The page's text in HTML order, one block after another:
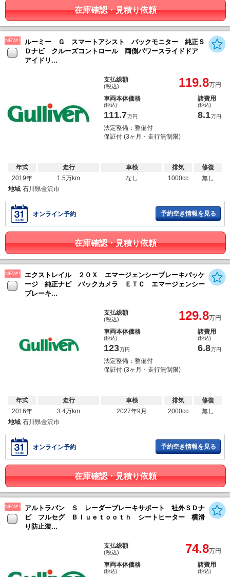
在庫確認・見積り依頼
NEW!!
ルーミー Ｇ スマートアシスト バックモニター 純正Ｓ
Ｄナビ クルーズコントロール 両側パワースライドドア
アイドリ...
支払総額
(税込) 119.8万円
車両本体価格
(税込)
111.7万円
諸費用
(税込)
8.1万円
法定整備：整備付
保証付 (3ヶ月・走行無制限)
年式
2019年
走行
1.5万km
車検
なし
排気
1000cc
修復
無し
地域 石川県金沢市
オンライン予約 予約空き情報を見る
在庫確認・見積り依頼
NEW!!
エクストレイル ２０Ｘ エマージェンシーブレーキパッケ
ージ 純正ナビ バックカメラ ＥＴＣ エマージェンシー
ブレーキ...
支払総額
(税込) 129.8万円
車両本体価格
(税込)
123万円
諸費用
(税込)
6.8万円
法定整備：整備付
保証付 (3ヶ月・走行無制限)
年式
2016年
走行
3.4万km
車検
2027年9月
排気
2000cc
修復
無し
地域 石川県金沢市
オンライン予約 予約空き情報を見る
在庫確認・見積り依頼
NEW!!
アルトラパン Ｓ レーダーブレーキサポート 社外ＳＤナ
ビ フルセグ Ｂｌｕｅｔｏｏｔｈ シートヒーター 横滑
り防止装...
支払総額
(税込) 74.8万円
車両本体価格
(税込)
諸費用
(税込)